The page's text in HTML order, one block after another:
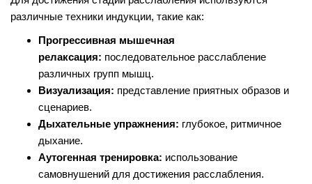
различные техники индукции, такие как:
Прогрессивная мышечная
релаксация: последовательное расслабление
различных групп мышц.
Визуализация: представление приятных образов и
сценариев.
Дыхательные упражнения: глубокое, ритмичное
дыхание.
Аутогенная тренировка: использование
самовнушений для достижения расслабления.